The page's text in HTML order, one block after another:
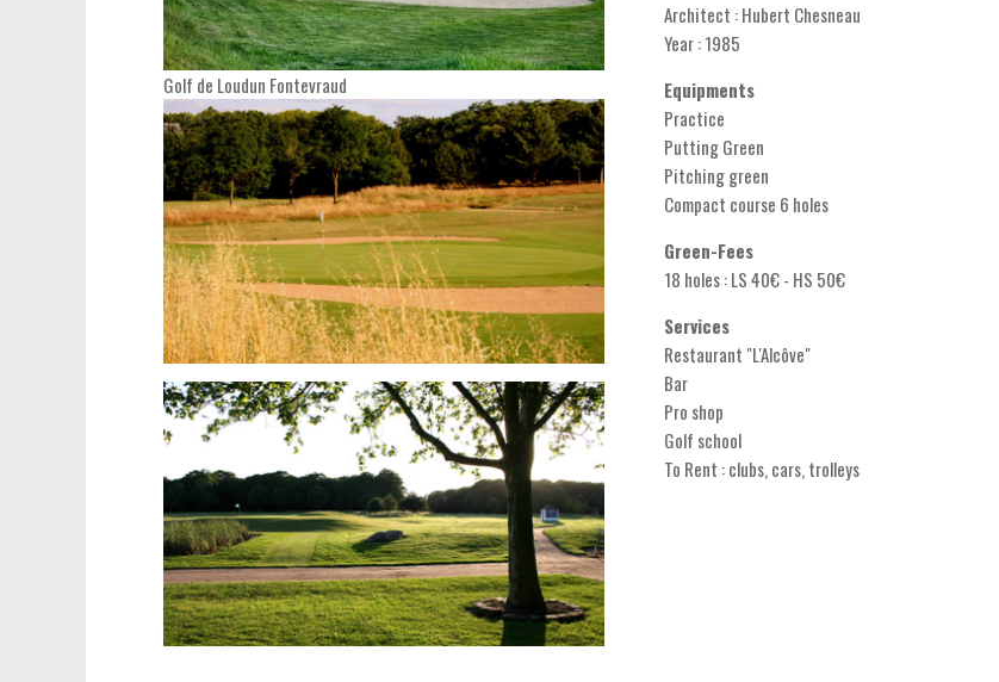
Golf de Loudun Fontevraud
Architect : Hubert Chesneau
Year : 1985
Equipments
Practice
Putting Green
Pitching green
Compact course 6 holes
Green-Fees
18 holes : LS 40€ - HS 50€
Services
Restaurant "L'Alcôve"
Bar
Pro shop
Golf school
To Rent : clubs, cars, trolleys